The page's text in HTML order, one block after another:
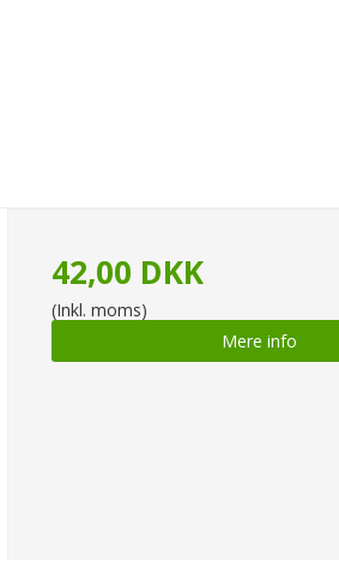
42,00 DKK
(Inkl. moms)
Mere info